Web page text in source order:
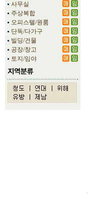
사무실
주상복합
오피스텔/원룸
단독/다가구
빌딩/건물
공장/창고
토지/임야